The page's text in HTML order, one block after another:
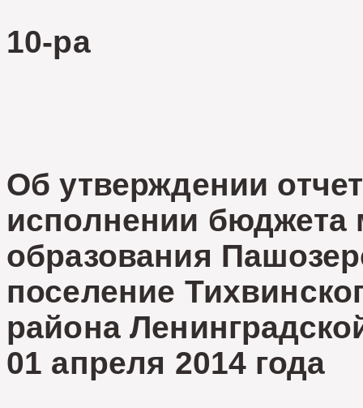
10-ра
Об утверждении
исполнении бюджета
образования
поселение
района
01 апреля 2014 года